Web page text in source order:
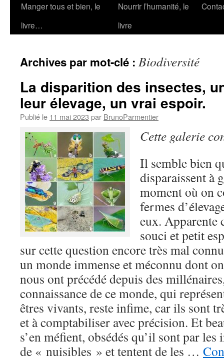
Manger tous et bien, le
livre…
Nourrir l’humanité, le
livre
Archives par mot-clé : Biodiversité
La disparition des insectes,
leur élevage, un vrai espoir.
Publié le 11 mai 2023 par BrunoParmentier
Cette galerie
Il semble bien
disparaissent à
moment où on
fermes
eux. Apparente
souci et petit
sur cette question encore très mal
un monde immense et méconnu dont
nous ont précédé depuis des
connaissance de ce monde, qui
êtres vivants, reste infime, car ils sont
et à comptabiliser avec précision. Et
s’en méfient, obsédés qu’il sont par
de « nuisibles » et tentent de les …